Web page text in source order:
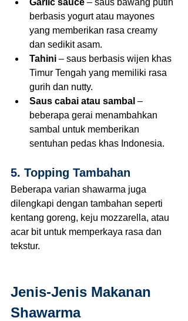
berbasis yogurt atau mayones
yang memberikan rasa creamy
dan sedikit asam.
Tahini – saus berbasis wijen khas
Timur Tengah yang memiliki rasa
gurih dan nutty.
Saus cabai atau sambal –
beberapa gerai menambahkan
sambal untuk memberikan
sentuhan pedas khas Indonesia.
5. Topping Tambahan
Beberapa varian shawarma juga
dilengkapi dengan tambahan seperti
kentang goreng, keju mozzarella, atau
acar bit untuk memperkaya rasa dan
tekstur.
Jenis-Jenis Makanan
Shawarma